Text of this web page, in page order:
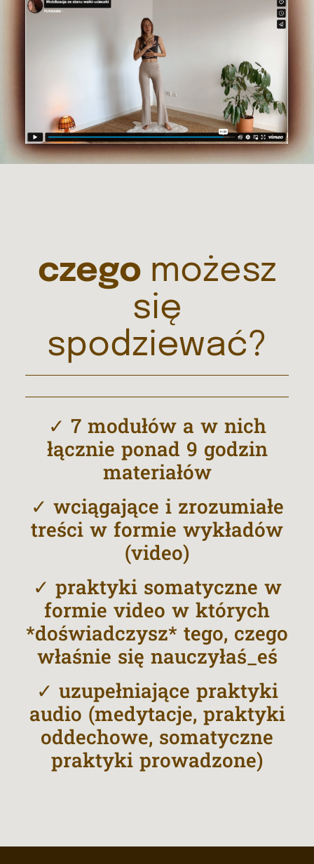
czego możesz
się
spodziewać?
✓ 7 modułów a w nich
łącznie ponad 9 godzin
materiałów
✓ wciągające i zrozumiałe
treści w formie wykładów
(video)
✓ praktyki somatyczne w
formie video w których
*doświadczysz* tego, czego
właśnie się nauczyłaś_eś
✓ uzupełniające praktyki
audio (medytacje, praktyki
oddechowe, somatyczne
praktyki prowadzone)